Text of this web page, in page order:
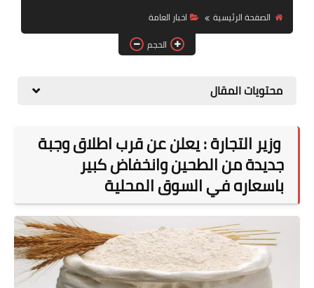
قطع الاراضي
الربح من الانترنت
الصفحة الرئيسية
اخبار العامة
الحجم
محتويات المقال
وزير التجارة : يعلن عن قرب اطلاق وجبة
جديدة من الطحين وانخفاض كبير
باسعاره في السوق المحلية